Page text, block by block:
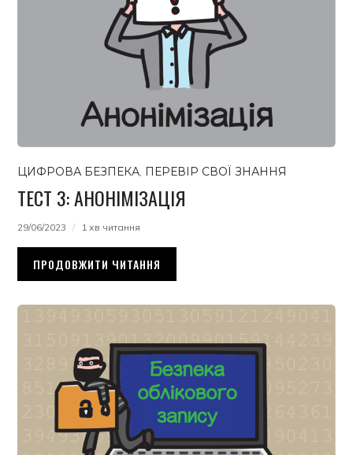
фільтра
Скинути
Усі публікації
ЦИФРОВА БЕЗПЕКА, ПЕРЕВІР СВОЇ ЗНАННЯ
ТЕСТ 3: АНОНІМІЗАЦІЯ
29/06/2023 1 хв читання
ПРОДОВЖИТИ ЧИТАННЯ